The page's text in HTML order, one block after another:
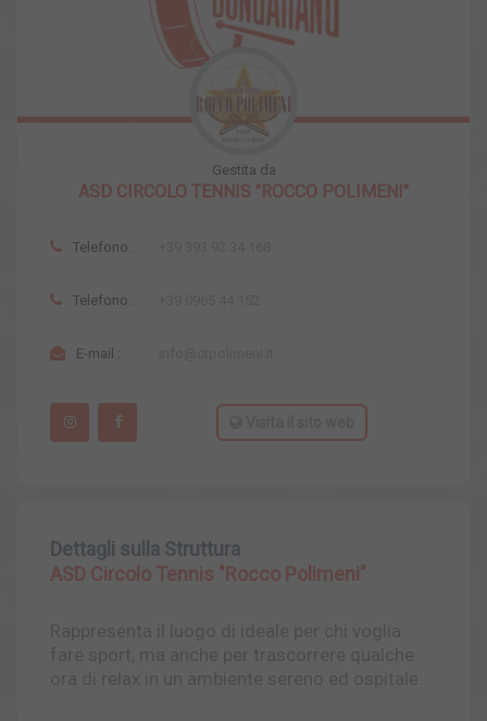
Dettagli sulla Struttura
ASD Circolo Tennis "Rocco Polimeni"
Gestita da
ASD CIRCOLO TENNIS "ROCCO POLIMENI"
Telefono :
Telefono :
E-mail :